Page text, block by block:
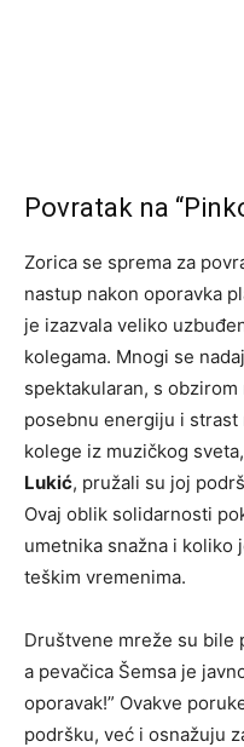
Povratak na
Zorica se sprema za
nastup nakon oporavka
je izazvala veliko
kolegama. Mnogi se
spektakularan, s
posebnu energiju i
kolege iz muzičkog
Lukić, pružali su joj
Ovaj oblik solidarnosti
umetnika snažna i koliko
teškim vremenima.
Društvene mreže su bile
a pevačica Šemsa je
oporavak!” Ovakve
podršku, već i osnažuju